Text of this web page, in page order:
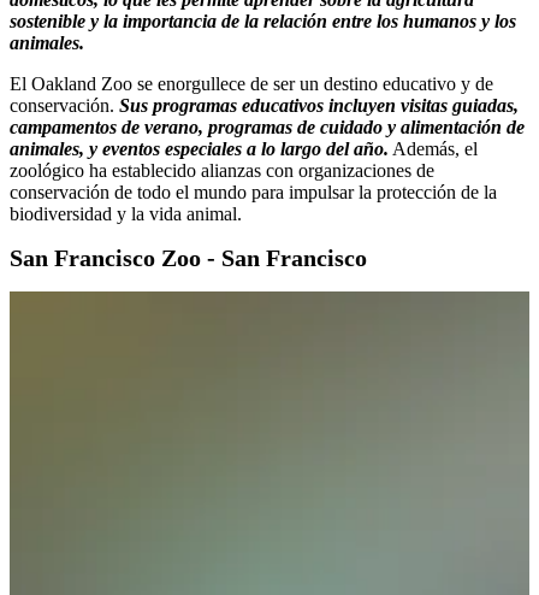
sostenible y la importancia de la relación entre los humanos y los
animales.
El Oakland Zoo se enorgullece de ser un destino educativo y de
conservación. Sus programas educativos incluyen visitas guiadas,
campamentos de verano, programas de cuidado y alimentación de
animales, y eventos especiales a lo largo del año. Además, el
zoológico ha establecido alianzas con organizaciones de
conservación de todo el mundo para impulsar la protección de la
biodiversidad y la vida animal.
San Francisco Zoo - San Francisco